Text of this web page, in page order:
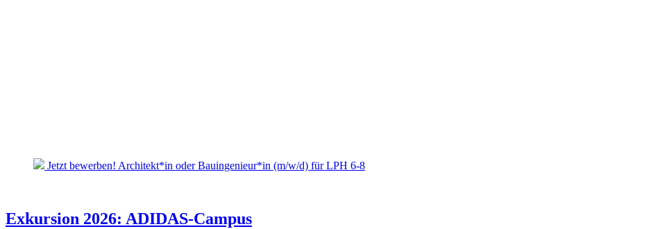
Jetzt bewerben! Architekt*in oder Bauingenieur*in (m/w/d) für LPH 6-8
Exkursion 2026: ADIDAS-Campus